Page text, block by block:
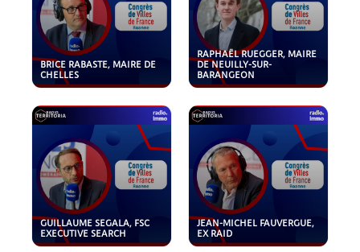
BRICE RABASTE, MAIRE DE
CHELLES
RAPHAËL RUEGGER, MAIRE
DE NEUILLY-SUR-
BARANGEON
GUILLAUME SEGALA, FSC
EXECUTIVE SEARCH
JEAN-MICHEL FAUVERGUE,
EX RAID